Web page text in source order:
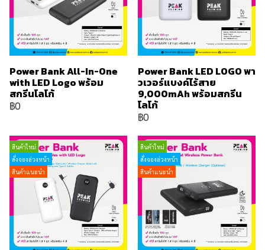
Power Bank All-In-One
with LED Logo พร้อม
สกรีนโลโก้
฿0
Power Bank LED LOGO พา
วเวอร์แบงค์ไร้สาย
9,000mAh พร้อมสกรีน
โลโก้
฿0
สินค้าใหม่
สั่งจองล่วงหน้า
สินค้าแนะนำ
สินค้าใหม่
สั่งจองล่วงหน้า
สินค้าแนะนำ